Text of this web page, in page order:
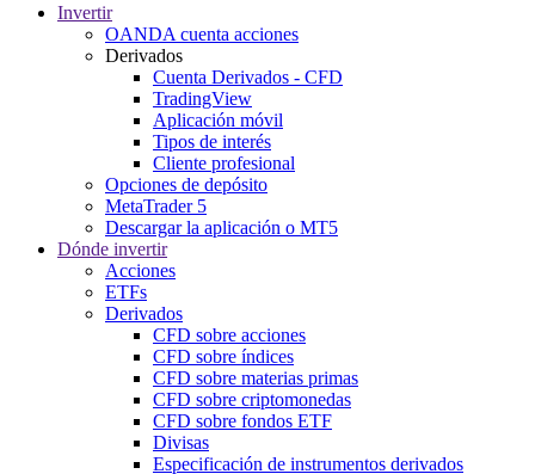
Invertir
OANDA cuenta acciones
Derivados
Cuenta Derivados - CFD
TradingView
Aplicación móvil
Tipos de interés
Cliente profesional
Opciones de depósito
MetaTrader 5
Descargar la aplicación o MT5
Dónde invertir
Acciones
ETFs
Derivados
CFD sobre acciones
CFD sobre índices
CFD sobre materias primas
CFD sobre criptomonedas
CFD sobre fondos ETF
Divisas
Especificación de instrumentos derivados